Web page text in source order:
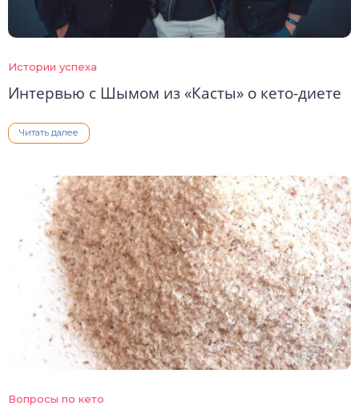
Истории успеха
Интервью с Шымом из «Касты» о кето-диете
Читать далее
Вопросы по кето